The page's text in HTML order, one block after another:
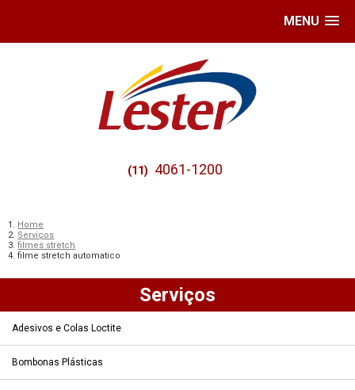
MENU
(11) 4061-1200
Home
Serviços
filmes stretch
filme stretch automatico
Serviços
Adesivos e Colas Loctite
Bombonas Plásticas